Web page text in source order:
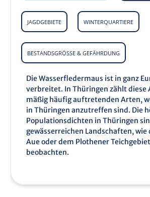
JAGDGEBIETE WINTERQUARTIERE
BESTANDSGRÖSSE & GEFÄHRDUNG
Die Wasserfledermaus ist in ganz
verbreitet. In Thüringen zählt diese
mäßig häufig auftretenden Arten,
in Thüringen anzutreffen sind. Die
Populationsdichten in Thüringen
gewässerreichen Landschaften, wie
Aue oder dem Plothener
beobachten.